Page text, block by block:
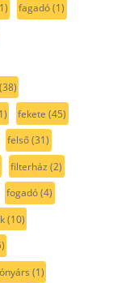
fagadó(1)
(38)
fekete (45)
felső(31)
filterház (2)
fogadó(4)
(10)
(1)